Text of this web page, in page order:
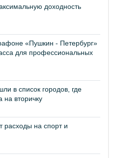
доходность
«Пушкин - Петербург»
для профессиональных
в список городов, где
на вторичку
расходы на спорт и